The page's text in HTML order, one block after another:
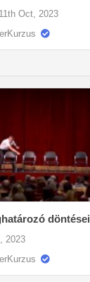
11th Oct, 2023
döntései
2023